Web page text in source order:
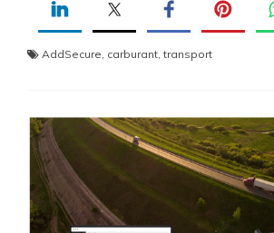
AddSecure carburant,transport